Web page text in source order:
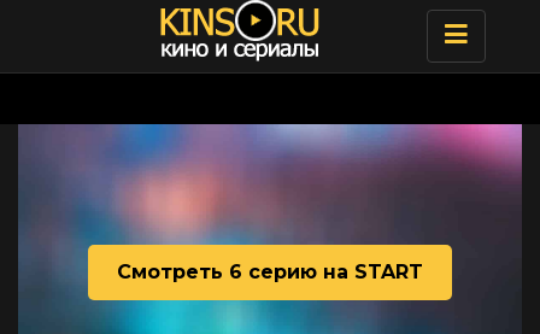
Toggle
Смотреть 6 серию на START